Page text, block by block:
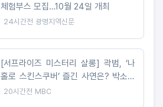
체험부스 모집…10월 24일 개최
24시간전 광명지역신문
[서프라이즈 미스터리 살롱] 곽범, ‘나
홀로 스킨스쿠버’ 즐긴 사연은? 박소영
아나 “절대 이해 못해!”
20시간전 MBC